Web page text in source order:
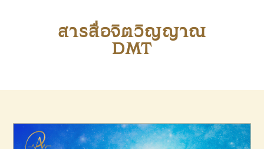
สารสื่อจิตวิญญาณ
DMT
BLOG
SERVICES